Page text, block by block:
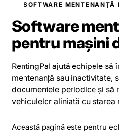
SOFTWARE MENTENANȚĂ
Software
pentru mașini
RentingPal ajută echipele să
mentenanță sau inactivitate,
documentele periodice și să
vehiculelor aliniată cu starea
Această pagină este pentru